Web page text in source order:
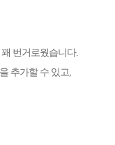
번거로웠습니다.
추가할 수 있고,